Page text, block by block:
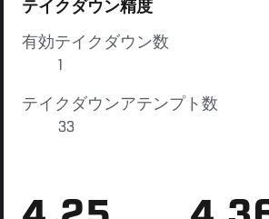
テイクダウン精度
有効テイクダウン数
1
テイクダウンアテンプト数
33